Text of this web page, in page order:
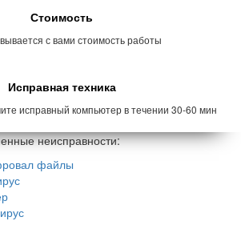
Стоимость
с вами стоимость работы
Исправная техника
исправный компьютер в течении 30-60 мин
неисправности:
файлы